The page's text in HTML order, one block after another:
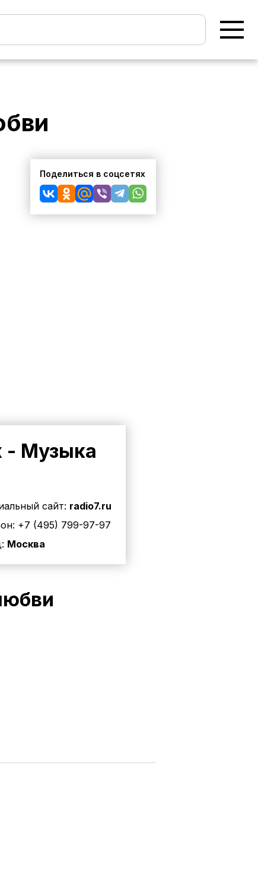
Поделиться в соцсетях
- Музыка
сайт: radio7.ru
+7 (495) 799-97-97
Москва